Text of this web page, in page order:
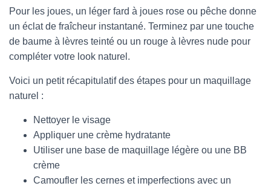
Pour les joues, un léger fard à joues rose ou pêche donne
un éclat de fraîcheur instantané. Terminez par une touche
de baume à lèvres teinté ou un rouge à lèvres nude pour
compléter votre look naturel.
Voici un petit récapitulatif des étapes pour un maquillage
naturel :
Nettoyer le visage
Appliquer une crème hydratante
Utiliser une base de maquillage légère ou une BB
crème
Camoufler les cernes et imperfections avec un